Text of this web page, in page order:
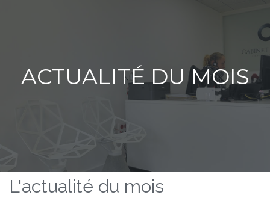
ACTUALITÉ DU MOIS
L'actualité du mois